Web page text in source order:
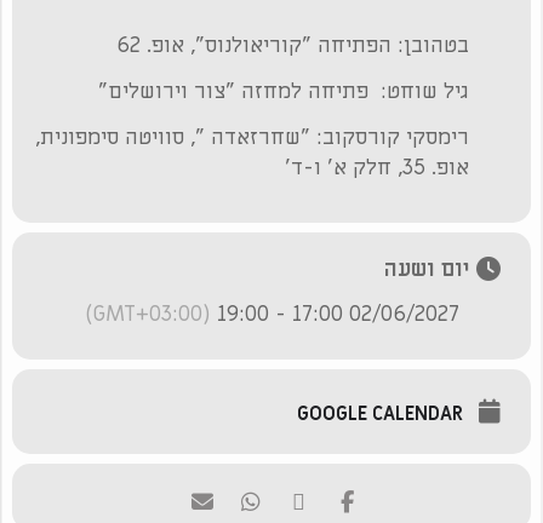
בטהובן: הפתיחה "קוריאולנוס", אופ. 62
גיל שוחט: פתיחה למחזה "צור וירושלים"
רימסקי קורסקוב: "שחרזאדה ", סוויטה סימפונית,
אופ. 35, חלק א' ו-ד'
יום ושעה
02/06/2027 17:00 - 19:00
(GMT+03:00)
GOOGLE CALENDAR